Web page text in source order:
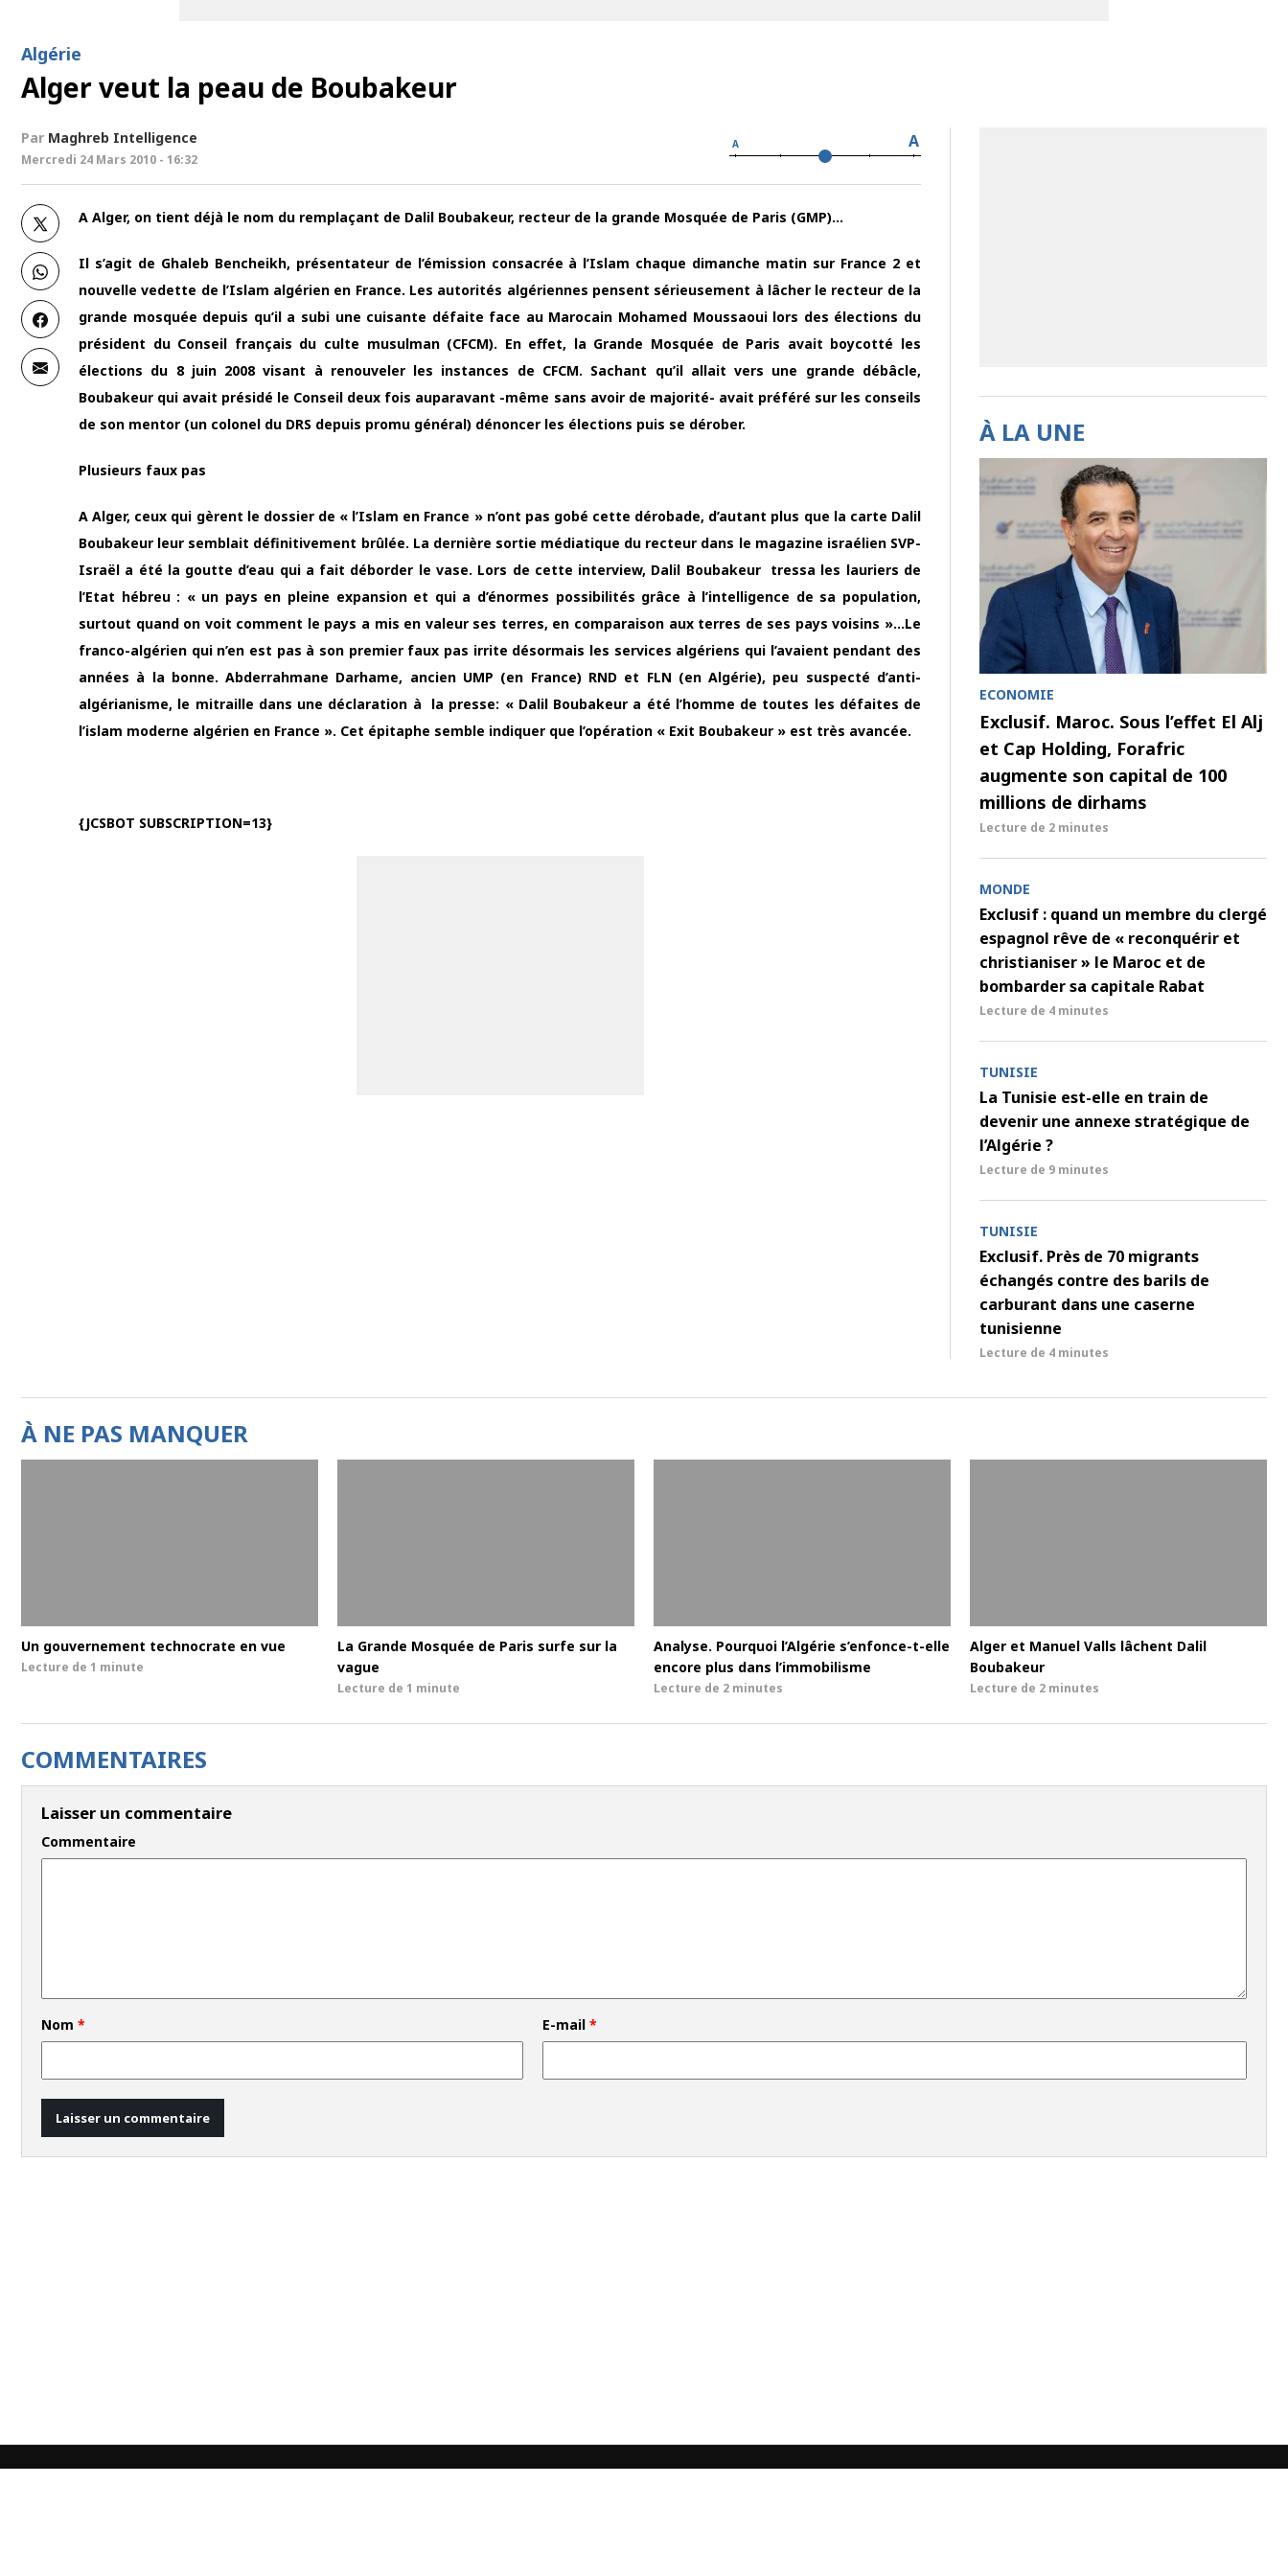
Algérie
Alger veut la peau de Boubakeur
Par Maghreb Intelligence
Mercredi 24 Mars 2010 - 16:32
A A
A Alger, on tient déjà le nom du remplaçant de Dalil Boubakeur, recteur de la grande Mosquée de Paris (GMP)…
Il s’agit de Ghaleb Bencheikh, présentateur de l’émission consacrée à l’Islam chaque dimanche matin sur France 2 et
nouvelle vedette de l’Islam algérien en France. Les autorités algériennes pensent sérieusement à lâcher le recteur de la
grande mosquée depuis qu’il a subi une cuisante défaite face au Marocain Mohamed Moussaoui lors des élections du
président du Conseil français du culte musulman (CFCM). En effet, la Grande Mosquée de Paris avait boycotté les
élections du 8 juin 2008 visant à renouveler les instances de CFCM. Sachant qu’il allait vers une grande débâcle,
Boubakeur qui avait présidé le Conseil deux fois auparavant -même sans avoir de majorité- avait préféré sur les conseils
de son mentor (un colonel du DRS depuis promu général) dénoncer les élections puis se dérober.
Plusieurs faux pas
A Alger, ceux qui gèrent le dossier de « l’Islam en France » n’ont pas gobé cette dérobade, d’autant plus que la carte Dalil
Boubakeur leur semblait définitivement brûlée. La dernière sortie médiatique du recteur dans le magazine israélien SVP-
Israël a été la goutte d’eau qui a fait déborder le vase. Lors de cette interview, Dalil Boubakeur tressa les lauriers de
l’Etat hébreu : « un pays en pleine expansion et qui a d’énormes possibilités grâce à l’intelligence de sa population,
surtout quand on voit comment le pays a mis en valeur ses terres, en comparaison aux terres de ses pays voisins »…Le
franco-algérien qui n’en est pas à son premier faux pas irrite désormais les services algériens qui l’avaient pendant des
années à la bonne. Abderrahmane Darhame, ancien UMP (en France) RND et FLN (en Algérie), peu suspecté d’anti-
algérianisme, le mitraille dans une déclaration à la presse: « Dalil Boubakeur a été l’homme de toutes les défaites de
l’islam moderne algérien en France ». Cet épitaphe semble indiquer que l’opération « Exit Boubakeur » est très avancée.
{JCSBOT SUBSCRIPTION=13}
À LA UNE
ECONOMIE
Exclusif. Maroc. Sous l’effet El Alj
et Cap Holding, Forafric
augmente son capital de 100
millions de dirhams
Lecture de 2 minutes
MONDE
Exclusif : quand un membre du clergé
espagnol rêve de « reconquérir et
christianiser » le Maroc et de
bombarder sa capitale Rabat
Lecture de 4 minutes
TUNISIE
La Tunisie est-elle en train de
devenir une annexe stratégique de
l’Algérie ?
Lecture de 9 minutes
TUNISIE
Exclusif. Près de 70 migrants
échangés contre des barils de
carburant dans une caserne
tunisienne
Lecture de 4 minutes
À NE PAS MANQUER
Un gouvernement technocrate en vue
Lecture de 1 minute
La Grande Mosquée de Paris surfe sur la
vague
Lecture de 1 minute
Analyse. Pourquoi l’Algérie s’enfonce-t-elle
encore plus dans l’immobilisme
Lecture de 2 minutes
Alger et Manuel Valls lâchent Dalil
Boubakeur
Lecture de 2 minutes
COMMENTAIRES
Laisser un commentaire
Commentaire
Nom * E-mail*